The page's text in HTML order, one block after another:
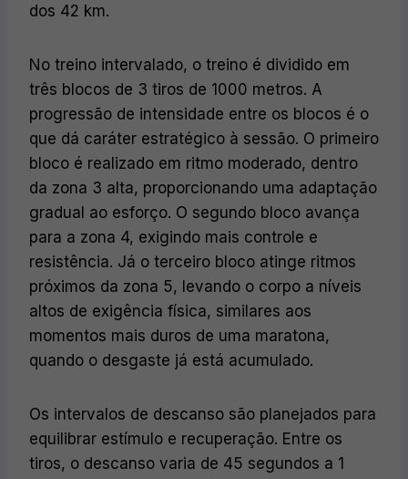
dos 42 km.
No treino intervalado, o treino é dividido em
três blocos de 3 tiros de 1000 metros. A
progressão de intensidade entre os blocos é o
que dá caráter estratégico à sessão. O primeiro
bloco é realizado em ritmo moderado, dentro
da zona 3 alta, proporcionando uma adaptação
gradual ao esforço. O segundo bloco avança
para a zona 4, exigindo mais controle e
resistência. Já o terceiro bloco atinge ritmos
próximos da zona 5, levando o corpo a níveis
altos de exigência física, similares aos
momentos mais duros de uma maratona,
quando o desgaste já está acumulado.
Os intervalos de descanso são planejados para
equilibrar estímulo e recuperação. Entre os
tiros, o descanso varia de 45 segundos a 1